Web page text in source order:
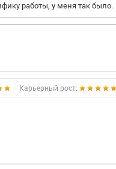
работы, у меня так было.
Карьерный рост: